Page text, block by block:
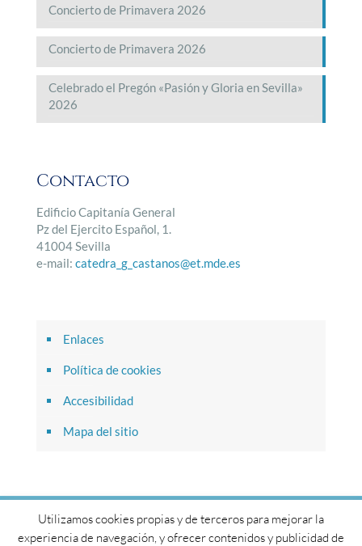
Concierto de Primavera 2026
Concierto de Primavera 2026
Celebrado el Pregón «Pasión y Gloria en Sevilla»
2026
Contacto
Edificio Capitanía General
Pz del Ejercito Español, 1.
41004 Sevilla
e-mail: catedra_g_castanos@et.mde.es
Enlaces
Política de cookies
Accesibilidad
Mapa del sitio
© 2017 Cátedra General Castaños. Todos los derechos
Utilizamos cookies propias y de terceros para mejorar la
experiencia de navegación, y ofrecer contenidos y publicidad de